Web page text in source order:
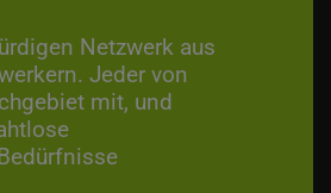
Netzwerk aus
Jeder von
mit, und